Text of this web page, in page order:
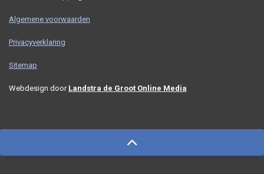
Algemene voorwaarden
Privacyverklaring
Sitemap
Webdesign door Landstra de Groot Online Media